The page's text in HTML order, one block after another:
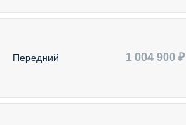
Передний 1 004 900 ₽